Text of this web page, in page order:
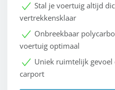
Stal je voertuig altijd
vertrekkensklaar
Onbreekbaar
voertuig optimaal
Uniek ruimtelijk gevoel
carport